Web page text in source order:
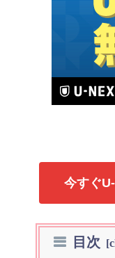
今すぐ
目次